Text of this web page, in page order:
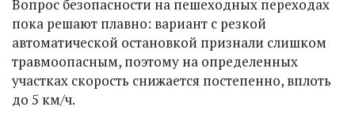
Вопрос безопасности на пешеходных переходах
пока решают плавно: вариант с резкой
автоматической остановкой признали слишком
травмоопасным, поэтому на определенных
участках скорость снижается постепенно, вплоть
до 5 км/ч.